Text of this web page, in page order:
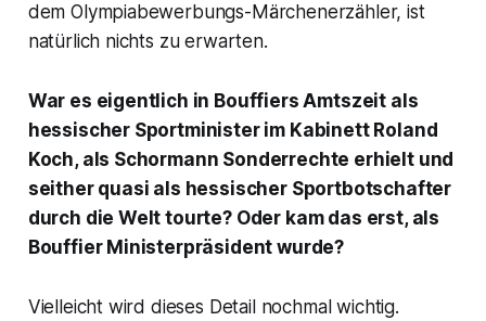
dem Olympiabewerbungs-Märchenerzähler, ist
natürlich nichts zu erwarten.
War es eigentlich in Bouffiers Amtszeit als
hessischer Sportminister im Kabinett Roland
Koch, als Schormann Sonderrechte erhielt und
seither quasi als hessischer Sportbotschafter
durch die Welt tourte? Oder kam das erst, als
Bouffier Ministerpräsident wurde?
Vielleicht wird dieses Detail nochmal wichtig.